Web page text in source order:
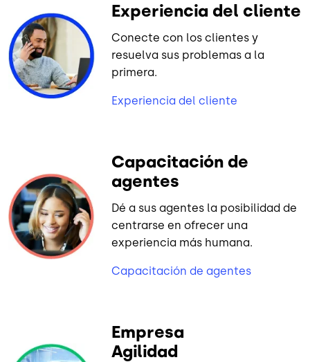
Experiencia del cliente
Conecte con los clientes y
resuelva sus problemas a la
primera.
Experiencia del cliente
Capacitación de
agentes
Dé a sus agentes la posibilidad de
centrarse en ofrecer una
experiencia más humana.
Capacitación de agentes
Empresa
Agilidad